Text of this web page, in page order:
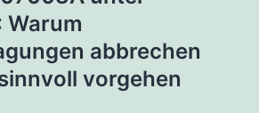
Warum
abbrechen
vorgehen